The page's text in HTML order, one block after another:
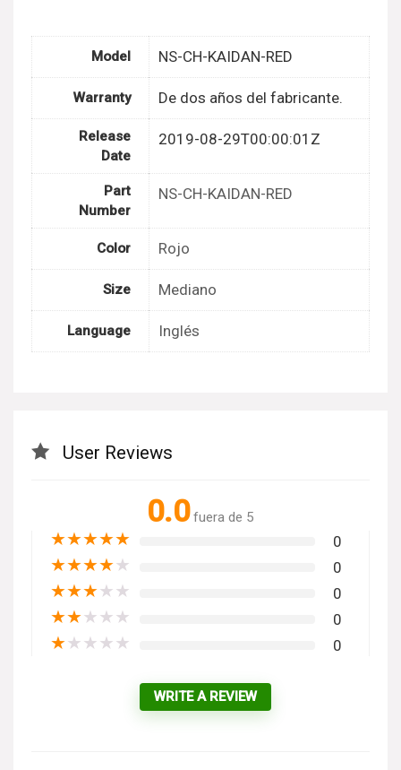
Model NS-CH-KAIDAN-RED
Warranty De dos años del fabricante.
Release
Date
2019-08-29T00:00:01Z
Part
Number
NS-CH-KAIDAN-RED
Color Rojo
Size Mediano
Language Inglés
User Reviews
0.0 fuera de 5
★★★★★ 0
★★★★★ 0
★★★★★ 0
★★★★★ 0
★★★★★ 0
WRITE A REVIEW